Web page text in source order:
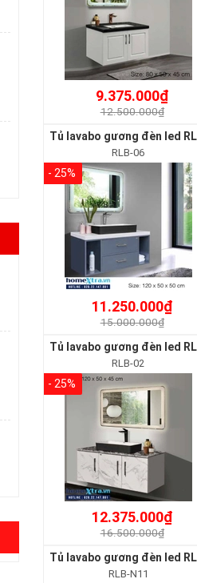
9.375.000₫
12.500.000₫
RLB-06
- 25%
11.250.000₫
15.000.000₫
RLB-02
- 25%
12.375.000₫
16.500.000₫
RLB-N11